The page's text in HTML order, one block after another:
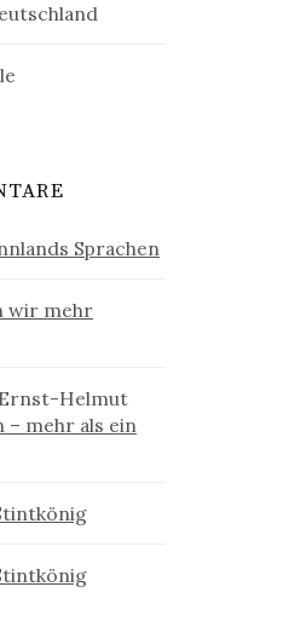
Sprachen
wir mehr
Helmut
– mehr als ein